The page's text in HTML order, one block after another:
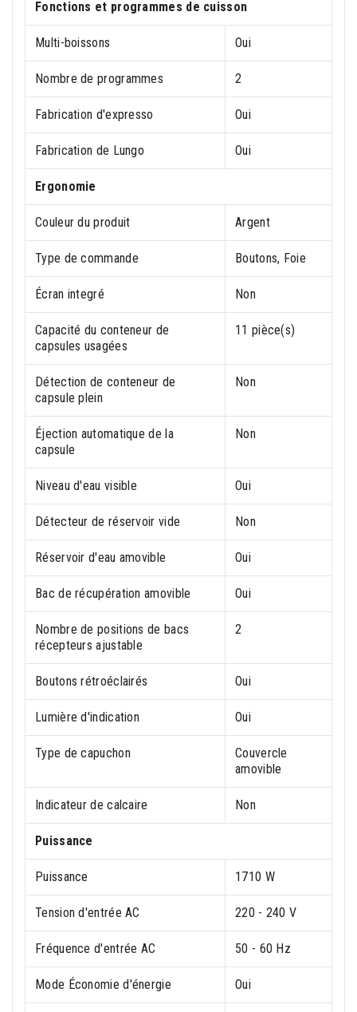
Fonctions et programmes de cuisson
Multi-boissons Oui
Nombre de programmes 2
Fabrication d'expresso Oui
Fabrication de Lungo Oui
Ergonomie
Couleur du produit Argent
Type de commande Boutons, Foie
Écran integré Non
Capacité du conteneur de
capsules usagées
11 pièce(s)
Détection de conteneur de
capsule plein
Non
Éjection automatique de la
capsule
Non
Niveau d'eau visible Oui
Détecteur de réservoir vide Non
Réservoir d'eau amovible Oui
Bac de récupération amovible Oui
Nombre de positions de bacs
récepteurs ajustable
2
Boutons rétroéclairés Oui
Lumière d'indication Oui
Type de capuchon
Couvercle
amovible
Indicateur de calcaire Non
Puissance
Puissance 1710 W
Tension d'entrée AC 220 - 240 V
Fréquence d'entrée AC 50 - 60 Hz
Mode Économie d'énergie Oui